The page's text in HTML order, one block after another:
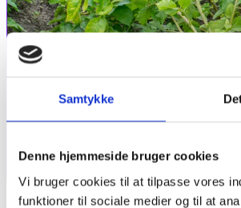
Samtykke
Denne hjemmeside bruger cookies
Vi bruger cookies til at tilpasse vores
funktioner til sociale medier og til at